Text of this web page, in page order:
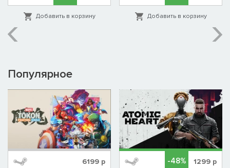
Добавить в корзину Добавить в корзину
Популярное
6199 р -48% 1299 р